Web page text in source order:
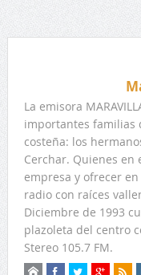
La emisora
importantes familias
costeña: los
Cerchar. Quienes en
empresa y ofrecer
radio con raíces
Diciembre de 1993
plazoleta del centro
Stereo 105.7 FM.